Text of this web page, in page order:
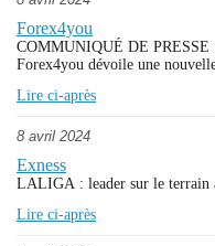
Forex4you
COMMUNIQUÉ DE PRESSE
Forex4you dévoile une
Lire ci-après
8 avril 2024
Exness
LALIGA : leader sur le terrain
Lire ci-après